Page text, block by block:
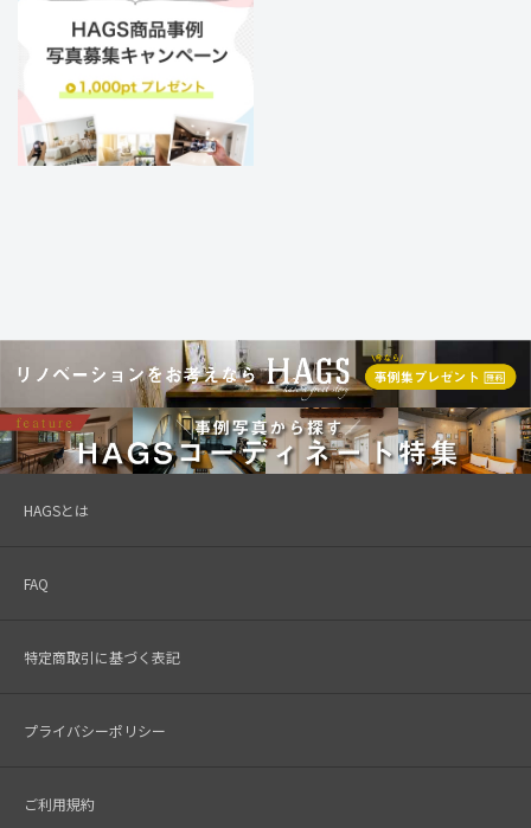
HAGSとは
FAQ
特定商取引に基づく表記
プライバシーポリシー
ご利用規約